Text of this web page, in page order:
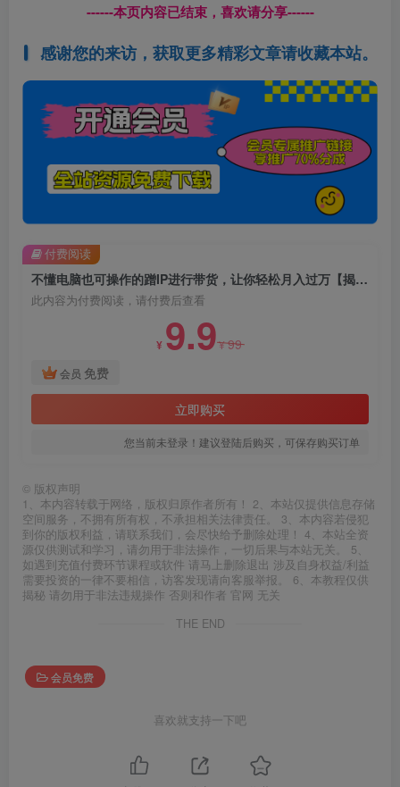
------本页内容已结束，喜欢请分享------
感谢您的来访，获取更多精彩文章请收藏本站。
不懂电脑也可操作的蹭IP进行带货，让你轻松月入过万【揭秘】
此内容为付费阅读，请付费后查看
¥ 9.9¥99
会员 免费
立即购买
您当前未登录！建议登陆后购买，可保存购买订单
付费阅读
© 版权声明
1、本内容转载于网络，版权归原作者所有！ 2、本站仅提供信息存储
空间服务，不拥有所有权，不承担相关法律责任。 3、本内容若侵犯
到你的版权利益，请联系我们，会尽快给予删除处理！ 4、本站全资
源仅供测试和学习，请勿用于非法操作，一切后果与本站无关。 5、
如遇到充值付费环节课程或软件 请马上删除退出 涉及自身权益/利益
需要投资的一律不要相信，访客发现请向客服举报。 6、本教程仅供
揭秘 请勿用于非法违规操作 否则和作者 官网 无关
THE END
会员免费
喜欢就支持一下吧